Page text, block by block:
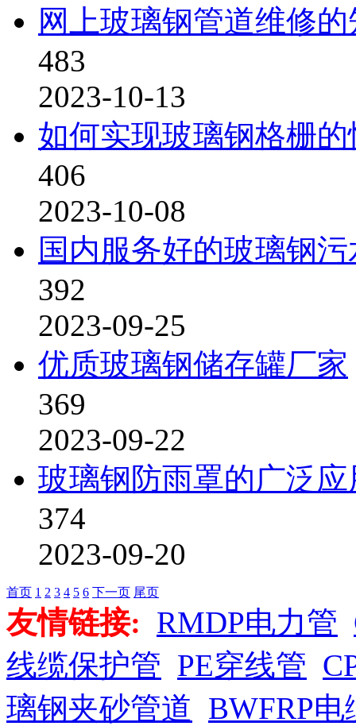
网上玻璃钢管道维修
483
2023-10-13
如何实现玻璃钢格栅
406
2023-10-08
国内服务好的玻璃钢
392
2023-09-25
优质玻璃钢储存罐厂家
369
2023-09-22
玻璃钢防雨罩的广泛
374
2023-09-20
首页 1 2 3 4 5 6 下一页 尾页
友情链接: RMDP电力管
线缆保护管 PE穿线管
璃钢夹砂管道 BWFRP